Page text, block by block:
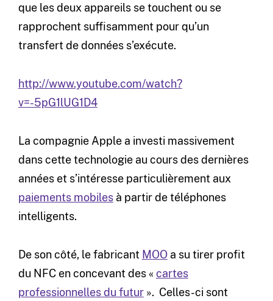
que les deux appareils se touchent ou se
rapprochent suffisamment pour qu’un
transfert de données s’exécute.
http://www.youtube.com/watch?
v=-5pG1lUG1D4
La compagnie Apple a investi massivement
dans cette technologie au cours des dernières
années et s’intéresse particulièrement aux
paiements mobilesà partir de téléphones
intelligents.
De son côté, le fabricant MOOa su tirer profit
du NFC en concevant des « cartes
professionnelles du futur». Celles-ci sont